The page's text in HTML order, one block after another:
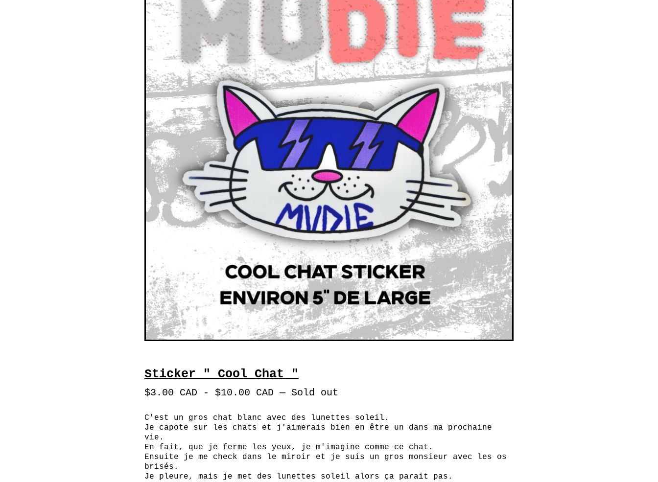
Sticker " Cool Chat "
$3.00 CAD - $10.00 CAD — Sold out
C'est un gros chat blanc avec des lunettes soleil.
Je capote sur les chats et j'aimerais bien en être un dans ma prochaine
vie.
En fait, que je ferme les yeux, je m'imagine comme ce chat.
Ensuite je me check dans le miroir et je suis un gros monsieur avec les os
brisés.
Je pleure, mais je met des lunettes soleil alors ça parait pas.